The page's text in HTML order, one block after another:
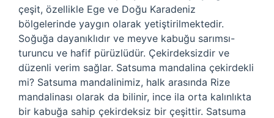
çeşit, özellikle Ege ve Doğu Karadeniz
bölgelerinde yaygın olarak yetiştirilmektedir.
Soğuğa dayanıklıdır ve meyve kabuğu sarımsı-
turuncu ve hafif pürüzlüdür. Çekirdeksizdir ve
düzenli verim sağlar. Satsuma mandalina çekirdekli
mi? Satsuma mandalinimiz, halk arasında Rize
mandalinası olarak da bilinir, ince ila orta kalınlıkta
bir kabuğa sahip çekirdeksiz bir çeşittir. Satsuma